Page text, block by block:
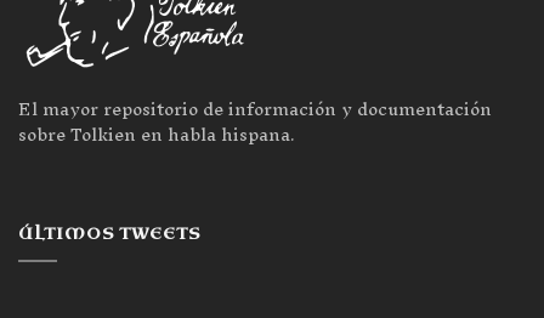
El mayor repositorio de información y documentación
sobre Tolkien en habla hispana.
ÚLTIMOS TWEETS